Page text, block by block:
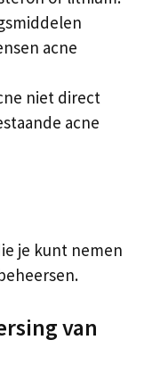
acne
niet direct
acne
je kunt nemen
van